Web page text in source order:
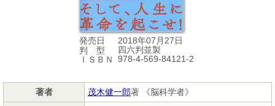
発売日
2018年07月27日
判 型
四六判並製
ＩＳＢＮ
978-4-569-84121-2
著者 茂木健一郎著 《脳科学者》